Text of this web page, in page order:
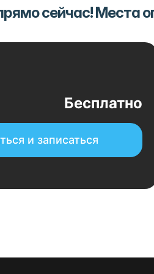
сейчас! Места
Бесплатно
и записаться